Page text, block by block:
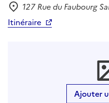
Adresse
127 Rue du Faubourg
Itinéraire
Ajouter